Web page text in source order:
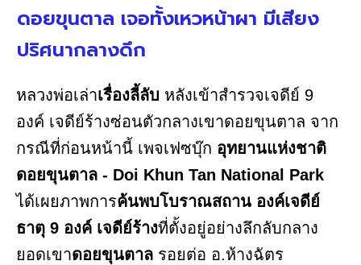
ดอยขุนตาล เจอทั้งเหวหน้าผา มีเสียง
ปริศนากลางดึก
หลวงพ่อเล่าเรื่องลี้ลับ หลังเข้าสำรวจเจดีย์ 9
องค์ เจดีย์ร้างซ่อนตัวกลางเขาดอยขุนตาล จาก
กรณีที่ก่อนหน้านี้ เพจเฟซบุ๊ก อุทยานแห่งชาติ
ดอยขุนตาล - Doi Khun Tan National Park
ได้เผยภาพการค้นพบโบราณสถาน องค์เจดีย์
ธาตุ 9 องค์ เจดีย์ร้างที่ตั้งอยู่อย่างลึกลับกลาง
ยอดเขาดอยขุนตาล รอยต่อ อ.ห้างฉัตร